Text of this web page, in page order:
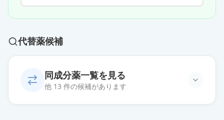
代替薬候補
同成分薬一覧を見る
他 13 件の候補があります